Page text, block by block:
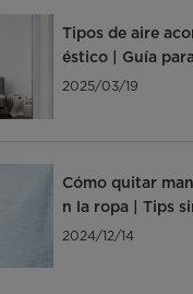
Tipos de aire
éstico | Guía
decisión
2025/03/19
Cómo quitar
n la ropa | Tips
2024/12/14